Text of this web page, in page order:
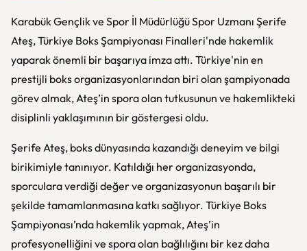
Karabük Gençlik ve Spor İl Müdürlüğü Spor Uzmanı Şerife
Ateş, Türkiye Boks Şampiyonası Finalleri'nde hakemlik
yaparak önemli bir başarıya imza attı. Türkiye'nin en
prestijli boks organizasyonlarından biri olan şampiyonada
görev almak, Ateş’in spora olan tutkusunun ve hakemlikteki
disiplinli yaklaşımının bir göstergesi oldu.
Şerife Ateş, boks dünyasında kazandığı deneyim ve bilgi
birikimiyle tanınıyor. Katıldığı her organizasyonda,
sporculara verdiği değer ve organizasyonun başarılı bir
şekilde tamamlanmasına katkı sağlıyor. Türkiye Boks
Şampiyonası’nda hakemlik yapmak, Ateş’in
profesyonelliğini ve spora olan bağlılığını bir kez daha